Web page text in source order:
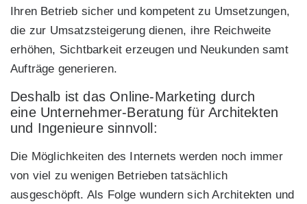
Ihren Betrieb sicher und kompetent zu Umsetzungen,
die zur Umsatzsteigerung dienen, ihre Reichweite
erhöhen, Sichtbarkeit erzeugen und Neukunden samt
Aufträge generieren.
Deshalb ist das Online-Marketing durch
eine Unternehmer-Beratung für Architekten
und Ingenieure sinnvoll:
Die Möglichkeiten des Internets werden noch immer
von viel zu wenigen Betrieben tatsächlich
ausgeschöpft. Als Folge wundern sich Architekten und